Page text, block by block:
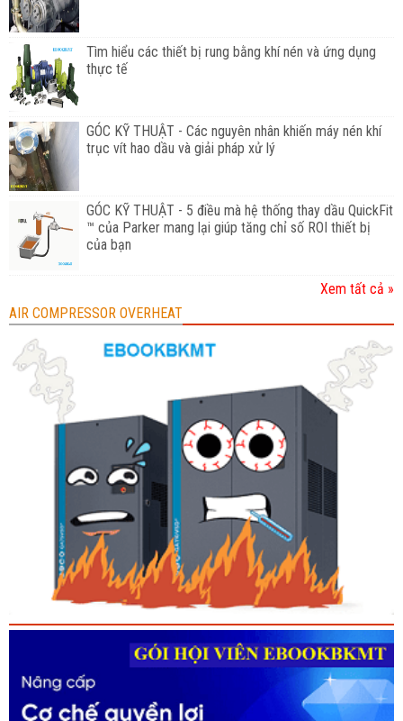
Tìm hiểu các thiết bị rung bằng khí nén và ứng dụng
thực tế
GÓC KỸ THUẬT - Các nguyên nhân khiến máy nén khí
trục vít hao dầu và giải pháp xử lý
GÓC KỸ THUẬT - 5 điều mà hệ thống thay dầu QuickFit
™ của Parker mang lại giúp tăng chỉ số ROI thiết bị
của bạn
Xem tất cả »
AIR COMPRESSOR OVERHEAT